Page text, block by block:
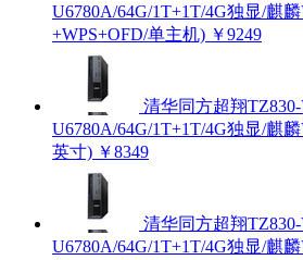
U6780A/64G/1T+1T/4G独显/麒
+WPS+OFD/单主机) ￥9249
清华同方超翔
U6780A/64G/1T+1T/4G独显/麒
英寸) ￥8349
清华同方超翔
U6780A/64G/1T+1T/4G独显/麒